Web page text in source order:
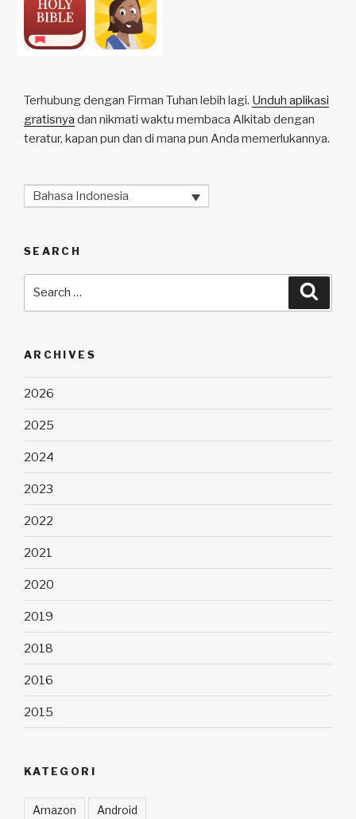
Terhubung dengan Firman Tuhan lebih lagi. Unduh aplikasi
gratisnya dan nikmati waktu membaca Alkitab dengan
teratur, kapan pun dan di mana pun Anda memerlukannya.
Bahasa Indonesia
SEARCH
ARCHIVES
2026
2025
2024
2023
2022
2021
2020
2019
2018
2016
2015
KATEGORI
Amazon Android